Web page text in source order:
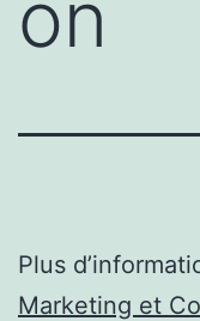
Plus
Marketing et